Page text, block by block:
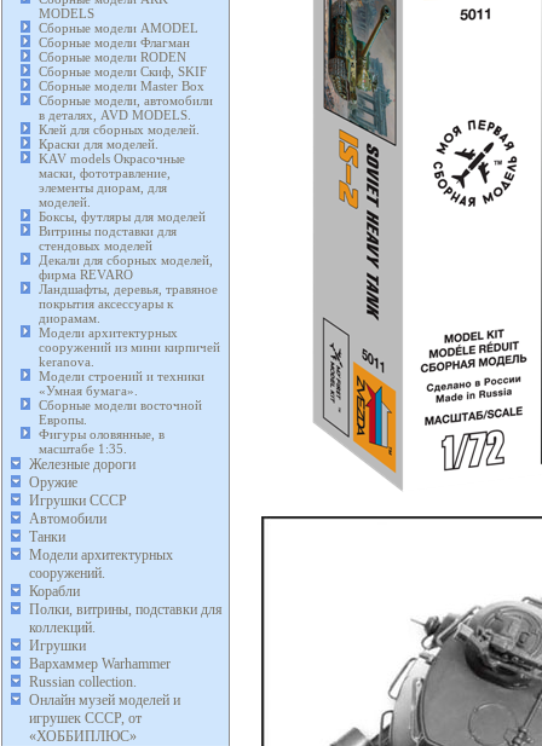
MODELS
Сборные модели AMODEL
Сборные модели Флагман
Сборные модели RODEN
Сборные модели Скиф, SKIF
Сборные модели Master Box
Сборные модели, автомобили
в деталях, AVD MODELS.
Клей для сборных моделей.
Краски для моделей.
KAV models Окрасочные
маски, фототравление,
элементы диорам, для
моделей.
Боксы, футляры для моделей
Витрины подставки для
стендовых моделей
Декали для сборных моделей,
фирма REVARO
Ландшафты, деревья, травяное
покрытия аксессуары к
диорамам.
Модели архитектурных
сооружений из мини кирпичей
keranova.
Модели строений и техники
«Умная бумага».
Сборные модели восточной
Европы.
Фигуры оловянные, в
масштабе 1:35.
Железные дороги
Оружие
Игрушки СССР
Автомобили
Танки
Модели архитектурных
сооружений.
Корабли
Полки, витрины, подставки для
коллекций.
Игрушки
Вархаммер Warhammer
Russian collection.
Онлайн музей моделей и
игрушек СССР, от
«ХОББИПЛЮС»